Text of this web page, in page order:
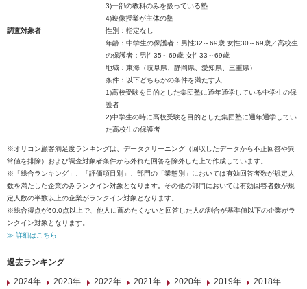
3)一部の教科のみを扱っている塾
4)映像授業が主体の塾
調査対象者
性別：指定なし
年齢：中学生の保護者：男性32～69歳 女性30～69歳／高校生
の保護者：男性35～69歳 女性33～69歳
地域：東海（岐阜県、静岡県、愛知県、三重県）
条件：以下どちらかの条件を満たす人
1)高校受験を目的とした集団塾に通年通学している中学生の保
護者
2)中学生の時に高校受験を目的とした集団塾に通年通学してい
た高校生の保護者
※オリコン顧客満足度ランキングは、データクリーニング（回収したデータから不正回答や異
常値を排除）および調査対象者条件から外れた回答を除外した上で作成しています。
※「総合ランキング」、「評価項目別」、部門の「業態別」においては有効回答者数が規定人
数を満たした企業のみランクイン対象となります。その他の部門においては有効回答者数が規
定人数の半数以上の企業がランクイン対象となります。
※総合得点が60.0点以上で、他人に薦めたくないと回答した人の割合が基準値以下の企業がラ
ンクイン対象となります。
≫ 詳細はこちら
過去ランキング
2024年
2023年 2022年 2021年 2020年 2019年
2018年